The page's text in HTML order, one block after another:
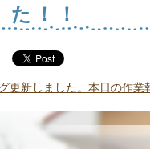
た！！
更新しました。本日の作業